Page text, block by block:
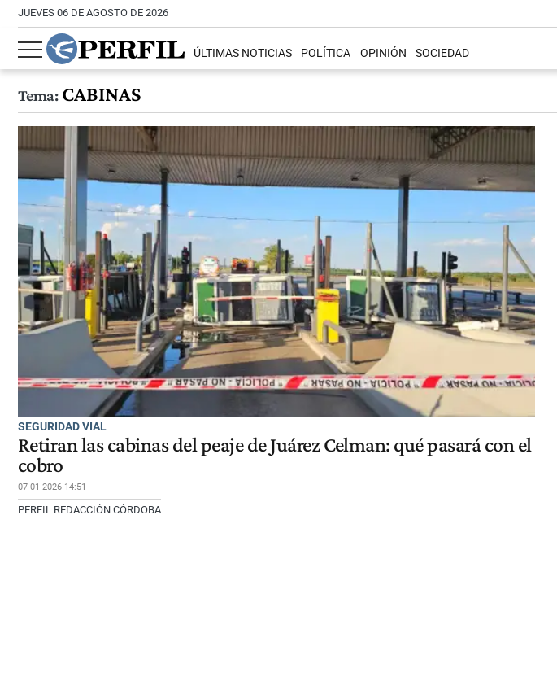
JUEVES 06 DE AGOSTO DE 2026
ÚLTIMAS NOTICIAS POLÍTICA OPINIÓN SOCIEDAD
Tema:CABINAS
SEGURIDAD VIAL
Retiran las cabinas del peaje de Juárez Celman: qué pasará con el
cobro
07-01-2026 14:51
PERFIL REDACCIÓN CÓRDOBA